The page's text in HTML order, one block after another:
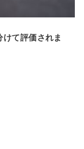
て評価されま